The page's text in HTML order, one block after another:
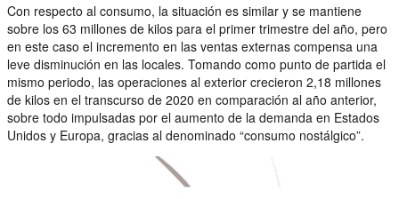
Con respecto al consumo, la situación es similar y se mantiene
sobre los 63 millones de kilos para el primer trimestre del año, pero
en este caso el incremento en las ventas externas compensa una
leve disminución en las locales. Tomando como punto de partida el
mismo periodo, las operaciones al exterior crecieron 2,18 millones
de kilos en el transcurso de 2020 en comparación al año anterior,
sobre todo impulsadas por el aumento de la demanda en Estados
Unidos y Europa, gracias al denominado “consumo nostálgico”.